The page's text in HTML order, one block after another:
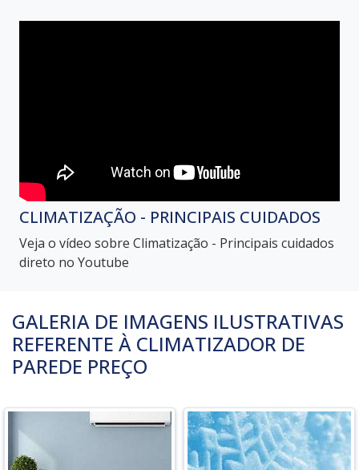
CLIMATIZAÇÃO - PRINCIPAIS CUIDADOS
Veja o vídeo sobre Climatização - Principais cuidados
direto no Youtube
GALERIA DE IMAGENS ILUSTRATIVAS
REFERENTE À CLIMATIZADOR DE
PAREDE PREÇO